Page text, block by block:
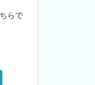
らで